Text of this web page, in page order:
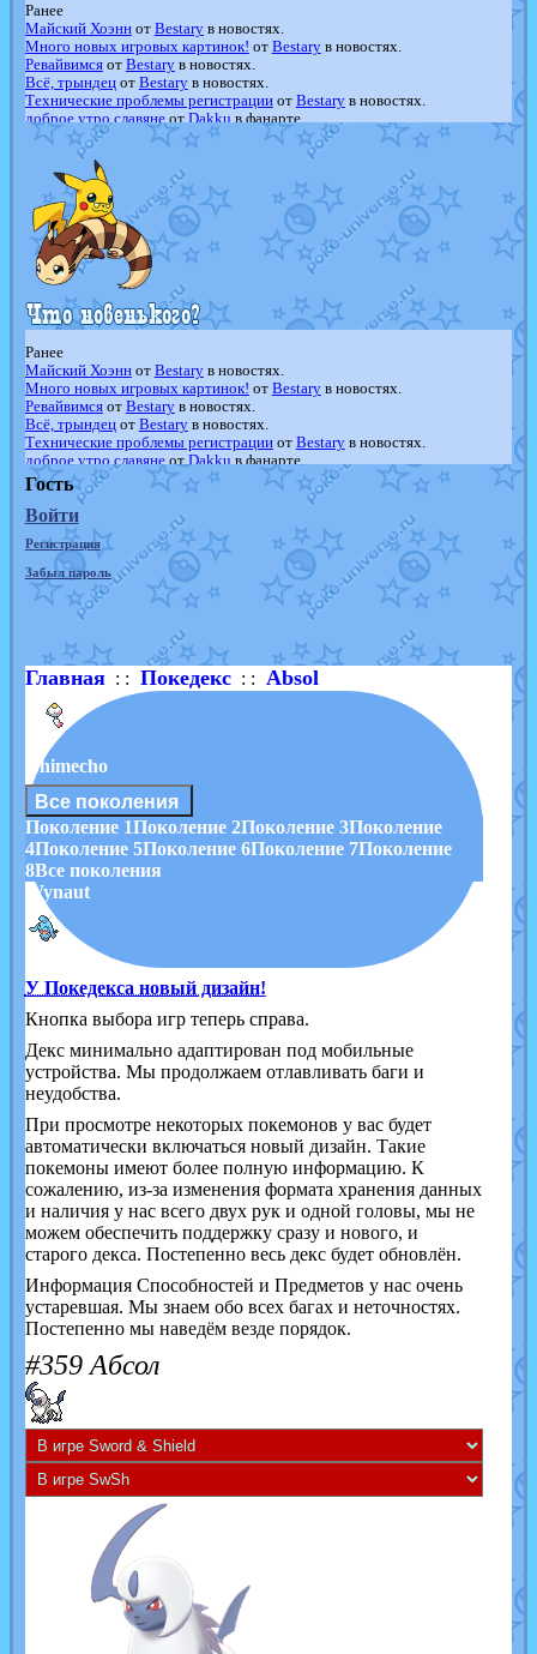
Ранее
Майский Хоэннот Bestaryв новостях.
Много новых игровых картинок! от Bestaryв новостях.
Ревайвимсяот Bestaryв новостях.
Всё, трындецот Bestaryв новостях.
Технические проблемы регистрацииот Bestaryв новостях.
доброе утро славянеот Dakku в фанарте.
Йолда и Мимикью отMavisNyanCatв фанарте.
Недовольный котомангуст
в фанарте.
The Dark Wishmaker
отRandomon
шадоу спиритомб
отilovearceus
в фанарте.
траббишотilovearceusв фанарте.
Raging BoltотGraceDaFox
в фанарте.
Shadow mismagiusотJOK_julia
в фанарте.
художникотvicavicaв фанарте.
Ранее
Майский Хоэннот Bestaryв новостях.
Много новых игровых картинок! от Bestaryв новостях.
Ревайвимсяот Bestaryв новостях.
Всё, трындецот Bestaryв новостях.
Технические проблемы регистрацииот Bestaryв новостях.
доброе утро славянеот Dakku в фанарте.
Йолда и МимикьюотMavisNyanCatв фанарте.
Недовольный котомангуст
в фанарте.
The Dark Wishmaker
отRandomon
шадоу спиритомб
отilovearceus
в фанарте.
траббишотilovearceusв фанарте.
Raging BoltотGraceDaFox
Shadow mismagiusотJOK_julia
в фанарте.
художникот vicavicaв фанарте.
Гость
Войти
Регистрация
Забыл пароль
Главная: : Покедекс: : Absol
Chimecho
Все поколения
Поколение 1Поколение 2Поколение 3Поколение
4Поколение 5Поколение 6Поколение 7Поколение
8Все поколения
Wynaut
У Покедекса новый дизайн!
Кнопка выбора игр теперь справа.
Декс минимально адаптирован под мобильные
устройства. Мы продолжаем отлавливать баги и
неудобства.
При просмотре некоторых покемонов у вас будет
автоматически включаться новый дизайн. Такие
покемоны имеют более полную информацию. К
сожалению, из-за изменения формата хранения данных
и наличия у нас всего двух рук и одной головы, мы не
можем обеспечить поддержку сразу и нового, и
старого декса. Постепенно весь декс будет обновлён.
Информация Способностей и Предметов у нас очень
устаревшая. Мы знаем обо всех багах и неточностях.
Постепенно мы наведём везде порядок.
#359 Абсол